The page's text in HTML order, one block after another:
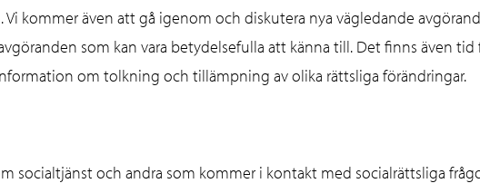
Vi kommer även att gå igenom och diskutera nya vägledande
som kan vara betydelsefulla att känna till. Det finns även tid
om tolkning och tillämpning av olika rättsliga förändringar.
socialtjänst och andra som kommer i kontakt med socialrättsliga